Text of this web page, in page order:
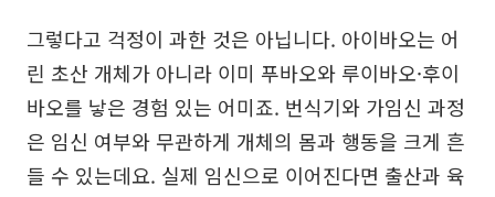
그렇다고 걱정이 과한 것은 아닙니다. 아이바오는 어
린 초산 개체가 아니라 이미 푸바오와 루이바오·후이
바오를 낳은 경험 있는 어미죠. 번식기와 가임신 과정
은 임신 여부와 무관하게 개체의 몸과 행동을 크게 흔
들 수 있는데요. 실제 임신으로 이어진다면 출산과 육